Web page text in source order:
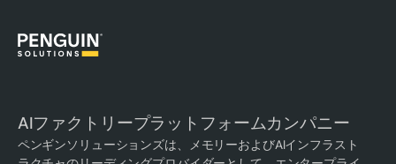
AIファクトリープラットフォームカンパニー
ペンギンソリューションズは、メモリーおよびAIインフラスト